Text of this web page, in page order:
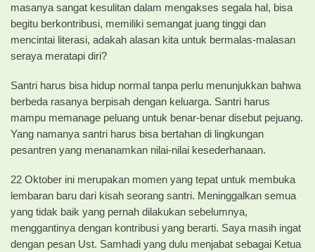
masanya sangat kesulitan dalam mengakses segala hal, bisa
begitu berkontribusi, memiliki semangat juang tinggi dan
mencintai literasi, adakah alasan kita untuk bermalas-malasan
seraya meratapi diri?
Santri harus bisa hidup normal tanpa perlu menunjukkan bahwa
berbeda rasanya berpisah dengan keluarga. Santri harus
mampu memanage peluang untuk benar-benar disebut pejuang.
Yang namanya santri harus bisa bertahan di lingkungan
pesantren yang menanamkan nilai-nilai kesederhanaan.
22 Oktober ini merupakan momen yang tepat untuk membuka
lembaran baru dari kisah seorang santri. Meninggalkan semua
yang tidak baik yang pernah dilakukan sebelumnya,
menggantinya dengan kontribusi yang berarti. Saya masih ingat
dengan pesan Ust. Samhadi yang dulu menjabat sebagai Ketua